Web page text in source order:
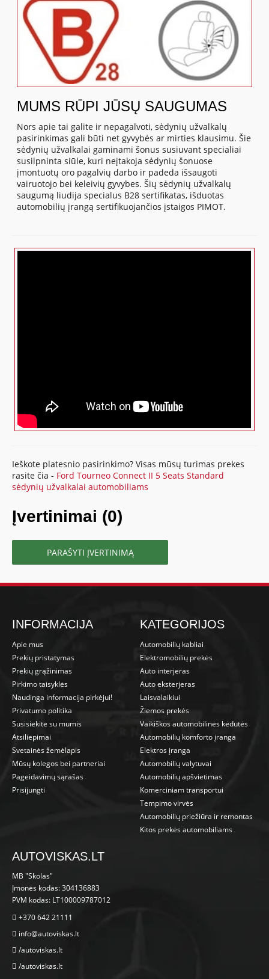
MUMS RŪPI JŪSŲ SAUGUMAS
Nors apie tai galite ir nepagalvoti, sėdynių užvalkalų
pasirinkimas gali būti net gyvybės ar mirties klausimu. Šie
sėdynių užvalkalai gaminami šonus susiuvant specialiai
susilpninta siūle, kuri neįtakoja sėdynių šonuose
įmontuotų oro pagalvių darbo ir padeda išsaugoti
vairuotojo bei keleivių gyvybes. Šių sėdynių užvalkalų
saugumą liudija specialus B28 sertifikatas, išduotas
automobilių įrangą sertifikuojančios įstaigos PIMOT.
Ieškote platesnio pasirinkimo? Visas mūsų turimas prekes
rasite čia - Ford Tourneo Connect II 5 Seats Standard
sėdynių užvalkalai automobiliams
Įvertinimai (0)
PARAŠYTI ĮVERTINIMĄ
INFORMACIJA
Apie mus
Prekių pristatymas
Prekių grąžinimas
Pirkimo taisyklės
Naudinga informacija pirkėjui!
Privatumo politika
Susisiekite su mumis
Atsiliepimai
Svetainės žemėlapis
Mūsų kolegos bei partneriai
Pageidavimų sąrašas
Prisijungti
KATEGORIJOS
Automobilių kabliai
Elektromobilių prekės
Auto interjeras
Auto eksterjeras
Laisvalaikiui
Žiemos prekės
Vaikiškos automobilinės kėdutės
Automobilių komforto įranga
Elektros įranga
Automobilių valytuvai
Automobilių apšvietimas
Komerciniam transportui
Tempimo virvės
Automobilių priežiūra ir remontas
Kitos prekės automobiliams
AUTOVISKAS.LT
MB "Skolas"
Įmonės kodas: 304136883
PVM kodas: LT100009787012
+370 642 21111
info@autoviskas.lt
/autoviskas.lt
/autoviskas.lt